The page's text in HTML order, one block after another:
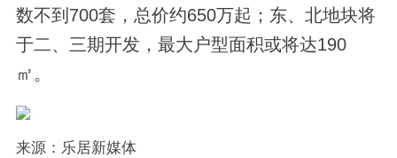
数不到700套，总价约650万起；东、北地块将
于二、三期开发，最大户型面积或将达190
㎡。
来源：乐居新媒体